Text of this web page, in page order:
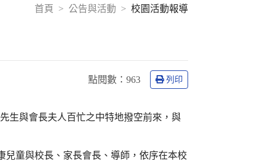
首頁 公告與活動 校園活動報導
點閱數： 963 列印
生與會長夫人百忙之中特地撥空前來，與
兒童與校長、家長會長、導師，依序在本校